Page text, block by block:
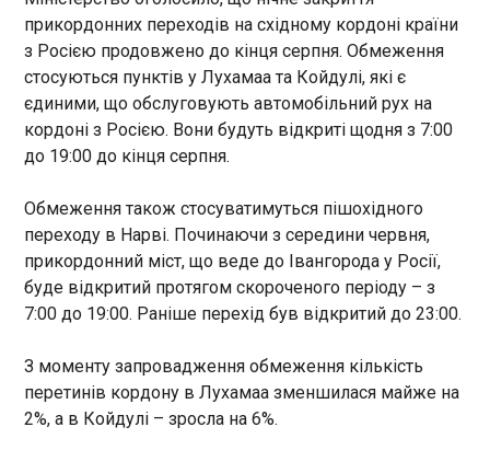
маршрут для експорту мінеральних добрив в
обхід заблокованої Ормузької протоки. Про це
повідомила газета Wall Street Journal .
Державна гірничодобувна компанія Maaden
щодня відправляє через країну близько 3500
вантажівок – від Перської затоки до Червоного
моря. На початку травня таких машин було лише
ЧИТАТЬ
Росії для жителів Придністров’я
09:13:42
Правитель Росії Владімір Путін затвердив указ
про спрощене надання громадянства РФ
мешканцям невизнаного Придністров’я. Як
було опубліковано на російському офіційному
порталі правової інформації, його також
наводить видання Newsmaker .
ЧИТАТЬ
прикордонних переходів на східному кордоні країни
з Росією продовжено до кінця серпня. Обмеження
стосуються пунктів у Лухамаа та Койдулі, які є
єдиними, що обслуговують автомобільний рух на
кордоні з Росією. Вони будуть відкриті щодня з 7:00
до 19:00 до кінця серпня.
Обмеження також стосуватимуться пішохідного
переходу в Нарві. Починаючи з середини червня,
прикордонний міст, що веде до Івангорода у Росії,
буде відкритий протягом скороченого періоду – з
7:00 до 19:00. Раніше перехід був відкритий до 23:00.
З моменту запровадження обмеження кількість
перетинів кордону в Лухамаа зменшилася майже на
2%, а в Койдулі – зросла на 6%.